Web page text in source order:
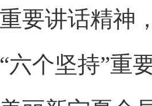
要讲话精神
六个坚持”重